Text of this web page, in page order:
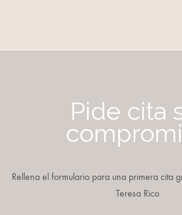
Pide cita
Rellena el formulario para una primera cita
Teresa Rico